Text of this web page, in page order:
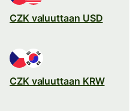
CZK valuuttaan USD
CZK valuuttaan KRW